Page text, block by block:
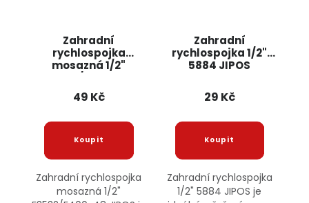
Zahradní
rychlospojka
mosazná 1/2"
F3532/F400-48
JIPOS
49 Kč
Zahradní rychlospojka
mosazná 1/2"
Zahradní
rychlospojka 1/2"
5884 JIPOS
29 Kč
Zahradní rychlospojka
1/2" 5884 JIPOS je